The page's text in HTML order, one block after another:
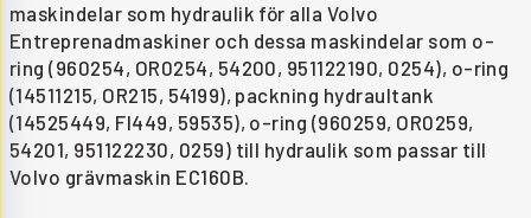
maskindelar som hydraulik för alla Volvo
Entreprenadmaskiner och dessa maskindelar som o-
ring (960254, OR0254, 54200, 951122190, 0254), o-ring
(14511215, OR215, 54199), packning hydraultank
(14525449, FI449, 59535), o-ring (960259, OR0259,
54201, 951122230, 0259) till hydraulik som passar till
Volvo grävmaskin EC160B.